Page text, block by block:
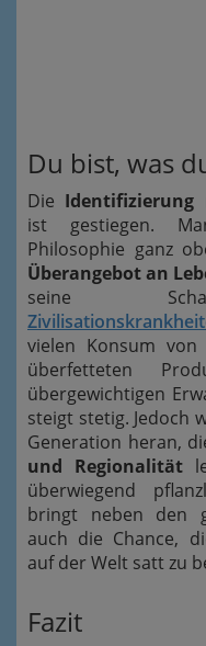
Du bist, was
Die Identifizierung
ist gestiegen.
Philosophie ganz
Überangebot an
seine
vielen Konsum
überfetteten
übergewichtigen
steigt stetig. Jedoch
Generation heran,
und Regionalität
überwiegend
bringt neben den
auch die Chance,
auf der Welt satt zu
Fazit